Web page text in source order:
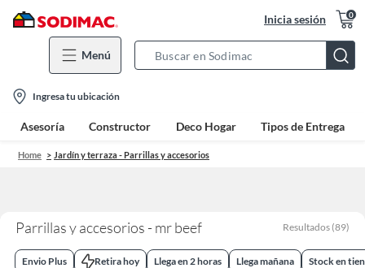
Inicia sesión 0
Menú
Bar
location-
icon
Ingresa tu ubicación
Asesoría Constructor Deco Hogar Tipos de Entrega
Home Jardín y terraza - Parrillas y accesorios
Parrillas y accesorios - mr beef Resultados (89)
Envio Plus Retira hoy Llega en 2 horas Llega mañana Stock en